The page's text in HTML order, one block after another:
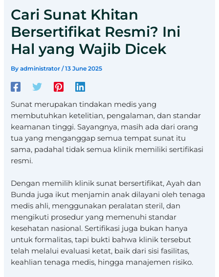
Cari Sunat Khitan
Bersertifikat Resmi? Ini
Hal yang Wajib Dicek
Byadministrator/13 June 2025
Sunat merupakan tindakan medis yang
membutuhkan ketelitian, pengalaman, dan standar
keamanan tinggi. Sayangnya, masih ada dari orang
tua yang menganggap semua tempat sunat itu
sama, padahal tidak semua klinik memiliki sertifikasi
resmi.
Dengan memilih klinik sunat bersertifikat, Ayah dan
Bunda juga ikut menjamin anak dilayani oleh tenaga
medis ahli, menggunakan peralatan steril, dan
mengikuti prosedur yang memenuhi standar
kesehatan nasional. Sertifikasi juga bukan hanya
untuk formalitas, tapi bukti bahwa klinik tersebut
telah melalui evaluasi ketat, baik dari sisi fasilitas,
keahlian tenaga medis, hingga manajemen risiko.